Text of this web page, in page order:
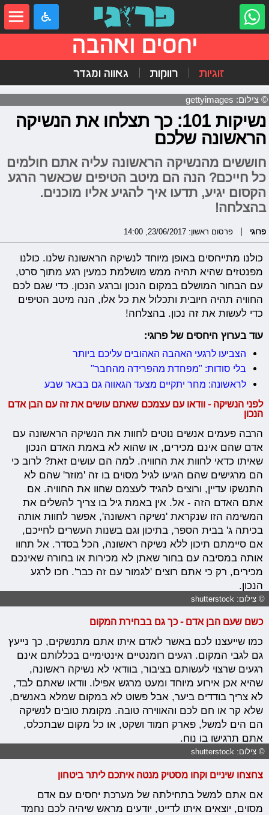
יחסים ואהבה
זוגיות רווקות גאווה ומגדר
© צילום: gettyimages
נשיקות 101: כך תצלחו את הנשיקה
הראשונה שלכם
חוששים מהנשיקה הראשונה עליה אתם חולמים
כל חייכם? הנה הם מיטב הטיפים שכאשר הרגע
הקסום יגיע, תדעו איך להגיע אליו מוכנים.
בהצלחה!
פרוגי פרסום ראשון: 23/06/2017, 14:00
כולנו מתייחסים באופן מיוחד לנשיקה הראשונה שלנו. כולנו
מפנטזים שהיא תהיה ממש מושלמת כמעין רגע מתוך סרט,
עם הבחור המושלם במקום הנכון וברגע הנכון. כדי שגם לכם
החוויה תהיה חיובית ותכלול את כל אלו, הנה מיטב הטיפים
כדי לעשות את זה נכון. בהצלחה!
עוד בערוץ היחסים של פרוגי:
הצביעו לרגעי האהבה האהובים עליכם ביותר
בלי סודות: "מפחדת מהפרידה מהחבר"
לראשונה: מחר יתקיים מצעד הגאווה גם בבאר שבע
לפני הנשיקה - וודאו עם עצמכם שאתם עושים את זה עם הבן אדם
הנכון
הרבה פעמים אנשים נוטים לחוות את הנשיקה הראשונה עם
אדם שהם אינם מכירים, או שהוא לא באמת האדם הנכון
שאיתו כדאי לחוות את החוויה. למה הם עושים זאת? לרוב כי
הם מרגישים שהם הגיעו לגיל מסוים בו זה 'מוזר' שהם לא
התנשקו עדיין, ורוצים להגיד לעצמם שחוו את החוויה. אם
אתם האדם הזה - אל. אין באמת גיל בו צריך להשלים את
המשימה הזו שנקראת 'נשיקה ראשונה', אפשר לחוות אותה
בכיתה ג' בבית הספר, בתיכון וגם בשנות העשרים לחייכם,
אם סיימתם תיכון ללא נשיקה ראשונה, הכל בסדר. אל תחוו
אותה במסיבה עם בחור שאתן לא מכירות או בחורה שאינכם
מכירים, רק כי אתם רוצים 'לגמור עם זה כבר'. חכו לרגע
הנכון.
© צילום: shutterstock
כשם שעם הבן אדם - כך גם בבחירת המקום
כמו שייעצנו לכם באשר לאדם איתו אתם מתנשקים, כך נייעץ
גם לגבי המקום. רגעים רומנטיים אינטימיים בכללותם אינם
רגעים שרצוי לעשותם בציבור, בוודאי לא נשיקה ראשונה,
שהיא אכן אירוע מיוחד ומעט מרגש אפילו. וודאו שאתם לבד,
לא צריך בודדים ביער, אבל פשוט לא במקום שמלא באנשים,
שלא קר או חם לכם והאווירה טובה. מקומת טובים לנשיקה
הם הים למשל, פארק חמוד ושקט, או כל מקום שבתכלס,
אתם תרגישו בו נוח.
© צילום: shutterstock
צחצחו שיניים וקחו מסטיק מנטה איתכם ליתר ביטחון
אם אתם למשל בתחילתה של מערכת יחסים עם אדם
מסוים, יוצאים איתו לדייט, יודעים מראש שיהיה לכם נחמד